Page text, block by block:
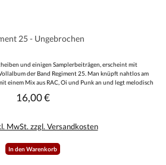
25 - Ungebrochen
und einigen Samplerbeiträgen, erscheint mit
der Band Regiment 25. Man knüpft nahtlos am
einem Mix aus RAC, Oi und Punk an und legt melodisch
Der Ohrwurmcharakter und Mitsingfaktor ist wieder voll
den Kopf schütteln! „Ungebrochen“ zeigt, die Band
Ehre. Dazu kommt ein modernes und wirklich schön
seitigem Booklet, welches von KGxPR Media gestaltet
Regulärer Preis:
16,00 €
MwSt. zzgl. Versandkosten
In den Warenkorb